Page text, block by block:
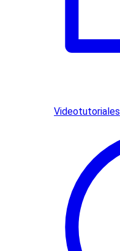
Videotutoriales